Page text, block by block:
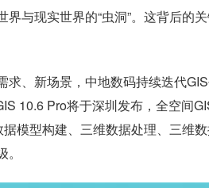
与现实世界的“虫洞”。这背后的
、新场景，中地数码持续迭代
10.6 Pro将于深圳发布，全空间
模型构建、三维数据处理、三维